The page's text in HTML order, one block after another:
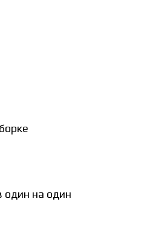
один на один